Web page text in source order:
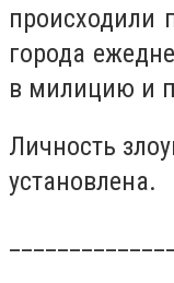
происходили
города
в милицию и
Личность
установлена.